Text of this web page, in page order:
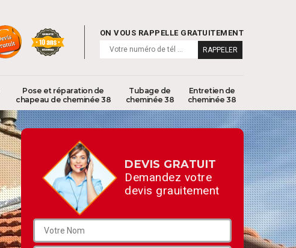
ON VOUS RAPPELLE GRATUITEMENT
Pose et réparation de
chapeau de cheminée 38
Tubage de
cheminée 38
Entretien de
cheminée 38
DEVIS GRATUIT
Demandez votre
devis grauitement